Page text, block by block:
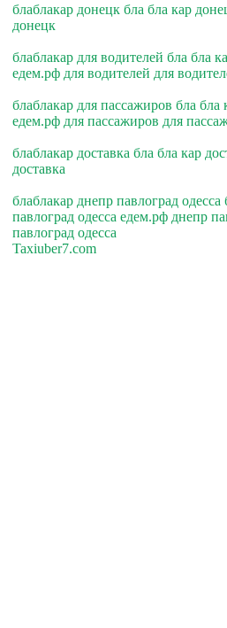
блаблакар донецк бла бла кар
донецк
блаблакар для водителей бла бла
едем.рф для водителей для
блаблакар для пассажиров бла бла
едем.рф для пассажиров для
блаблакар доставка бла бла кар
доставка
блаблакар днепр павлоград одесса
павлоград одесса едем.рф днепр
павлоград одесса
Taxiuber7.com